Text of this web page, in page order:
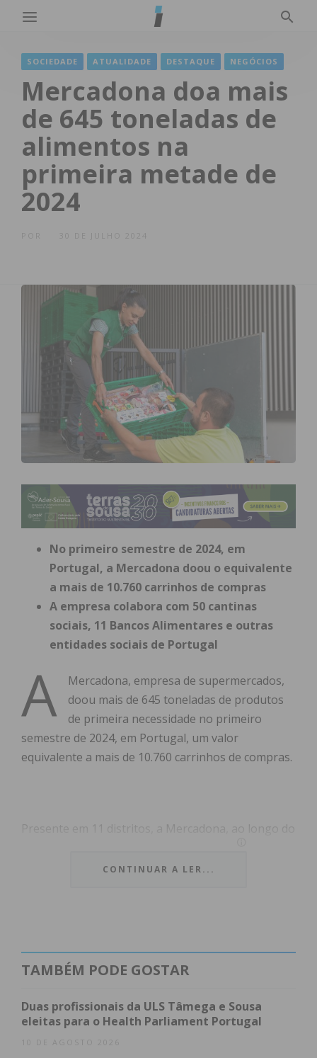
SOCIEDADE ATUALIDADE DESTAQUE NEGÓCIOS
Mercadona doa mais
de 645 toneladas de
alimentos na
primeira metade de
2024
30 DE JULHO 2024
No primeiro semestre de 2024, em
Portugal, a Mercadona doou o equivalente
a mais de 10.760 carrinhos de compras
A empresa colabora com 50 cantinas
sociais, 11 Bancos Alimentares e outras
entidades sociais de Portugal
A
Mercadona, empresa de supermercados,
doou mais de 645 toneladas de produtos
de primeira necessidade no primeiro
semestre de 2024, em Portugal, um valor
equivalente a mais de 10.760 carrinhos de compras.
Presente em 11 distritos, a Mercadona, ao longo do
entre as quais se destacam as campanhas da Cruz
monetária dos “Chefes” na caixa de pagamento, em
as entidades possam adaptar as doações
realizadas às suas reais necessidades, quer a nível
de variedade, quer a nível de quantidade”
CONTINUAR A LER...
TAMBÉM PODE GOSTAR
Duas profissionais da ULS Tâmega e Sousa
eleitas para o Health Parliament Portugal
10 DE AGOSTO 2026